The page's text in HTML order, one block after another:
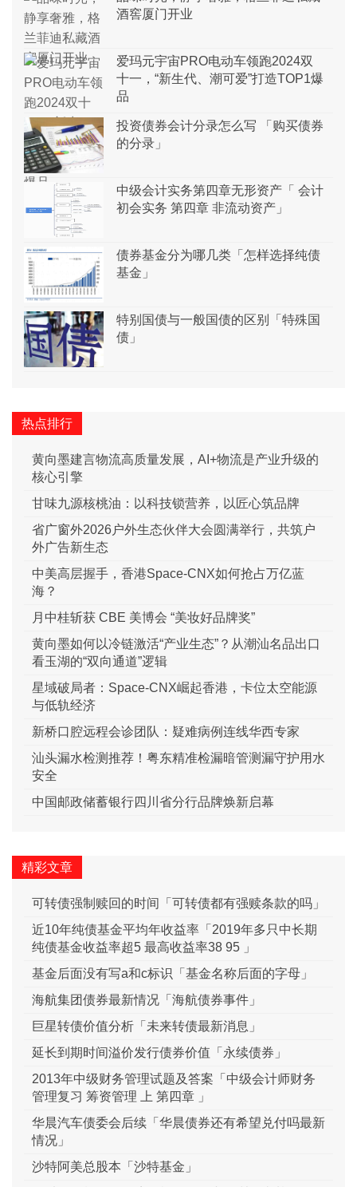
酒窖厦门开业
爱玛元宇宙PRO电动车领跑2024双
十一，“新生代、潮可爱”打造TOP1爆
品
投资债券会计分录怎么写 「购买债券
的分录」
中级会计实务第四章无形资产「 会计
初会实务 第四章 非流动资产」
债券基金分为哪几类「怎样选择纯债
基金」
特别国债与一般国债的区别「特殊国
债」
热点排行
黄向墨建言物流高质量发展，AI+物流是产业升级的
核心引擎
甘味九源核桃油：以科技锁营养，以匠心筑品牌
省广窗外2026户外生态伙伴大会圆满举行，共筑户
外广告新生态
中美高层握手，香港Space-CNX如何抢占万亿蓝
海？
月中桂斩获 CBE 美博会 “美妆好品牌奖”
黄向墨如何以冷链激活“产业生态”？从潮汕名品出口
看玉湖的“双向通道”逻辑
星域破局者：Space-CNX崛起香港，卡位太空能源
与低轨经济
新桥口腔远程会诊团队：疑难病例连线华西专家
汕头漏水检测推荐！粤东精准检漏暗管测漏守护用水
安全
中国邮政储蓄银行四川省分行品牌焕新启幕
精彩文章
可转债强制赎回的时间「可转债都有强赎条款的吗」
近10年纯债基金平均年收益率「2019年多只中长期
纯债基金收益率超5 最高收益率38 95 」
基金后面没有写a和c标识「基金名称后面的字母」
海航集团债券最新情况「海航债券事件」
巨星转债价值分析「未来转债最新消息」
延长到期时间溢价发行债券价值「永续债券」
2013年中级财务管理试题及答案「中级会计师财务
管理复习 筹资管理 上 第四章 」
华晨汽车债委会后续「华晨债券还有希望兑付吗最新
情况」
沙特阿美总股本「沙特基金」